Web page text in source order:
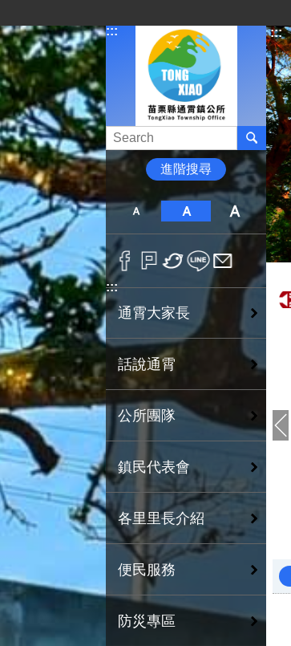
:::
進階搜尋
:::
通霄大家長
話說通霄
公所團隊
鎮民代表會
各里里長介紹
便民服務
防災專區
:::